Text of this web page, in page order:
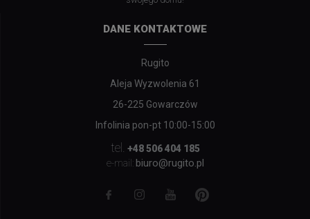
DANE KONTAKTOWE
Rugito
Aleja Wyzwolenia 61
26-225 Gowarczów
Infolinia pon-pt 10:00-15:00
tel.
+48 506 404 185
e-mail: biuro@rugito.pl